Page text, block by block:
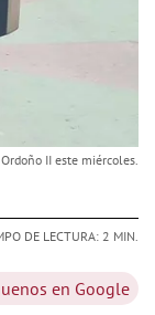
II este miércoles.
DE LECTURA: 2 MIN.
en Google